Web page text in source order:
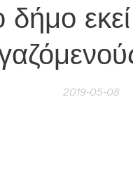
δήμο
2019-05-08